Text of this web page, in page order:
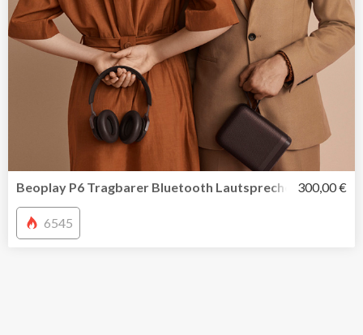
Beoplay P6 Tragbarer Bluetooth Lautsprecher von300,00 €
6545